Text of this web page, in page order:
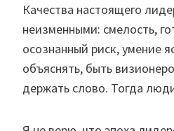
Качества настоящего
неизменными: смелость,
осознанный риск, умение
объяснять, быть
держать слово. Тогда